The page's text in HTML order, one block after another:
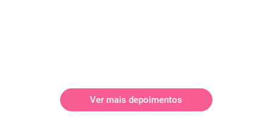
Ver mais depoimentos